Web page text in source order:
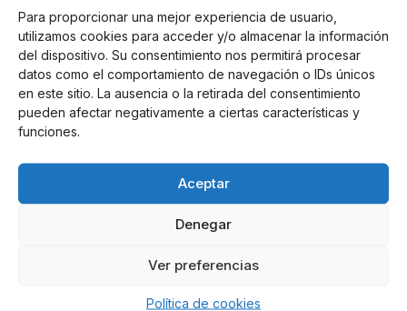
Para proporcionar una mejor experiencia de usuario,
utilizamos cookies para acceder y/o almacenar la información
del dispositivo. Su consentimiento nos permitirá procesar
datos como el comportamiento de navegación o IDs únicos
en este sitio. La ausencia o la retirada del consentimiento
pueden afectar negativamente a ciertas características y
funciones.
Aceptar
Denegar
Ver preferencias
Política de cookies
Galtier, se agazapó en defensa mientras salía al
contragolpe con un gran Justin Kluivert que a punto
estuvo de poner en ventaja a su equipo en el47′ pero
salvó Gianluigi Donnarumma.
Mbappé entró en el 64′ por Mauro Icardi
con el conjunto parisino.
Pero en verdad, de quién es la culpa?
pic.twitter.com/83481BNoJT
— Juan M. Henriques T. (@Juanobiw_1)